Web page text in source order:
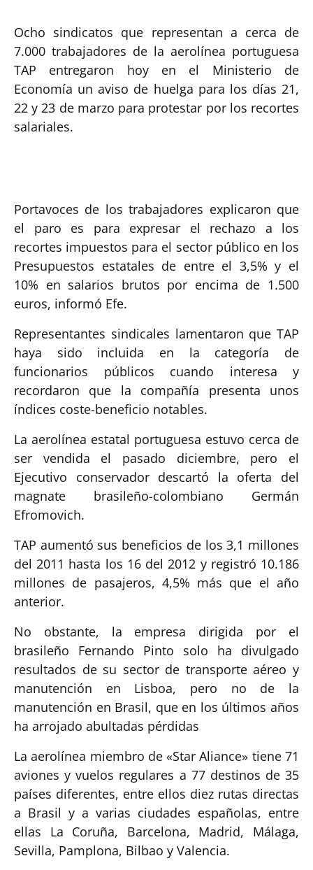
Ocho sindicatos que representan a cerca de
7.000 trabajadores de la aerolínea portuguesa
TAP entregaron hoy en el Ministerio de
Economía un aviso de huelga para los días 21,
22 y 23 de marzo para protestar por los recortes
salariales.
Portavoces de los trabajadores explicaron que
el paro es para expresar el rechazo a los
recortes impuestos para el sector público en los
Presupuestos estatales de entre el 3,5% y el
10% en salarios brutos por encima de 1.500
euros, informó Efe.
Representantes sindicales lamentaron que TAP
haya sido incluida en la categoría de
funcionarios públicos cuando interesa y
recordaron que la compañía presenta unos
índices coste-beneficio notables.
La aerolínea estatal portuguesa estuvo cerca de
ser vendida el pasado diciembre, pero el
Ejecutivo conservador descartó la oferta del
magnate brasileño-colombiano Germán
Efromovich.
TAP aumentó sus beneficios de los 3,1 millones
del 2011 hasta los 16 del 2012 y registró 10.186
millones de pasajeros, 4,5% más que el año
anterior.
No obstante, la empresa dirigida por el
brasileño Fernando Pinto solo ha divulgado
resultados de su sector de transporte aéreo y
manutención en Lisboa, pero no de la
manutención en Brasil, que en los últimos años
ha arrojado abultadas pérdidas
La aerolínea miembro de «Star Aliance» tiene 71
aviones y vuelos regulares a 77 destinos de 35
países diferentes, entre ellos diez rutas directas
a Brasil y a varias ciudades españolas, entre
ellas La Coruña, Barcelona, Madrid, Málaga,
Sevilla, Pamplona, Bilbao y Valencia.